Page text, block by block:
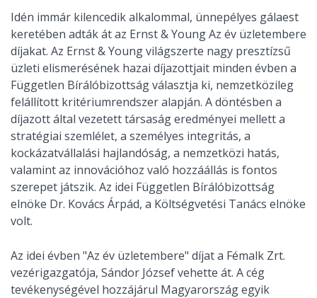
Idén immár kilencedik alkalommal, ünnepélyes gálaest
keretében adták át az Ernst & Young Az év üzletembere
díjakat. Az Ernst & Young világszerte nagy presztízsű
üzleti elismerésének hazai díjazottjait minden évben a
Független Bírálóbizottság választja ki, nemzetközileg
felállított kritériumrendszer alapján. A döntésben a
díjazott által vezetett társaság eredményei mellett a
stratégiai szemlélet, a személyes integritás, a
kockázatvállalási hajlandóság, a nemzetközi hatás,
valamint az innovációhoz való hozzáállás is fontos
szerepet játszik. Az idei Független Bírálóbizottság
elnöke Dr. Kovács Árpád, a Költségvetési Tanács elnöke
volt.
Az idei évben "Az év üzletembere" díjat a Fémalk Zrt.
vezérigazgatója, Sándor József vehette át. A cég
tevékenységével hozzájárul Magyarország egyik